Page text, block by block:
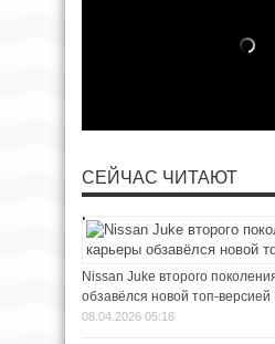
СЕЙЧАС ЧИТАЮТ
Nissan Juke второго
обзавёлся новой топ-версией
08.04.2026 05:16